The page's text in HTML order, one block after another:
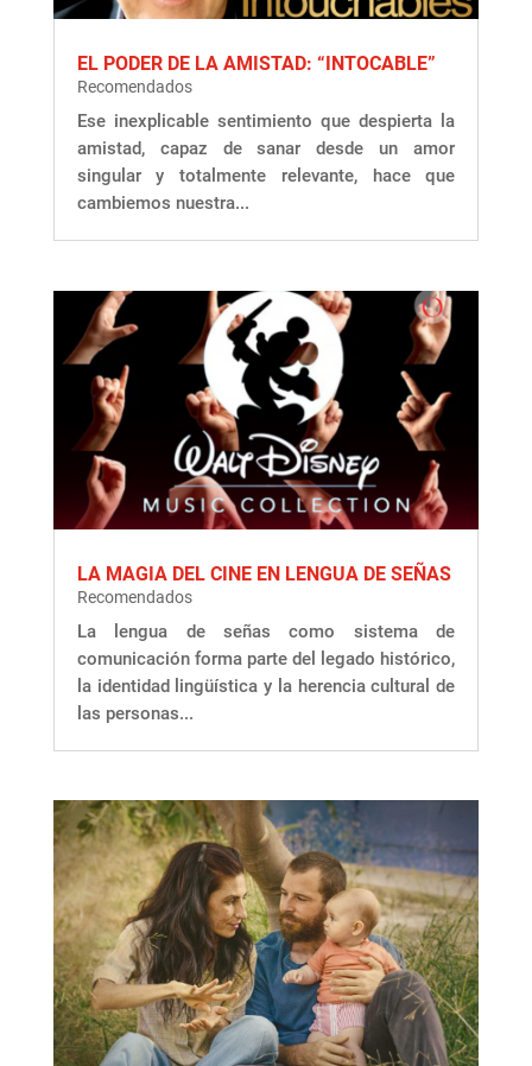
EL PODER DE LA AMISTAD: “INTOCABLE”
Recomendados
Ese inexplicable sentimiento que despierta la
amistad, capaz de sanar desde un amor
singular y totalmente relevante, hace que
cambiemos nuestra...
LA MAGIA DEL CINE EN LENGUA DE SEÑAS
Recomendados
La lengua de señas como sistema de
comunicación forma parte del legado histórico,
la identidad lingüística y la herencia cultural de
las personas...